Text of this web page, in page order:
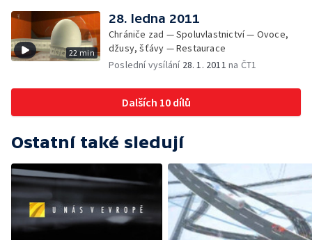
22 min
28. ledna 2011
Chrániče zad — Spoluvlastnictví — Ovoce,
džusy, šťávy — Restaurace
Poslední vysílání 28. 1. 2011 na ČT1
Dalších 10 dílů
Ostatní také sledují